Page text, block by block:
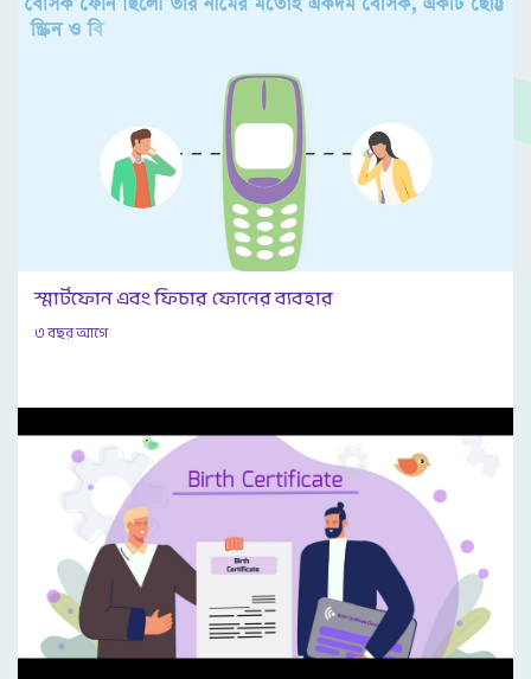
স্মার্টফোন এবং ফিচার ফোনের ব্যবহার
৩ বছর আগে